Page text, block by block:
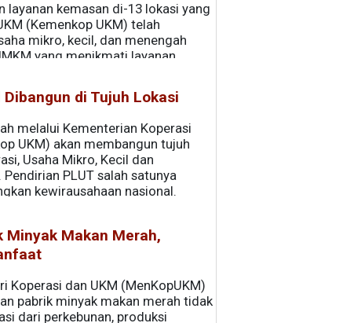
layanan kemasan di-13 lokasi yang
(Kemenkop UKM) telah
mikro, kecil, dan menengah
yang menikmati layanan
Dibangun di Tujuh Lokasi
melalui Kementerian Koperasi
UKM) akan membangun tujuh
Usaha Mikro, Kecil dan
PLUT salah satunya
kewirausahaan nasional.
Minyak Makan Merah,
Koperasi dan UKM (MenKopUKM)
pabrik minyak makan merah tidak
dari perkebunan, produksi